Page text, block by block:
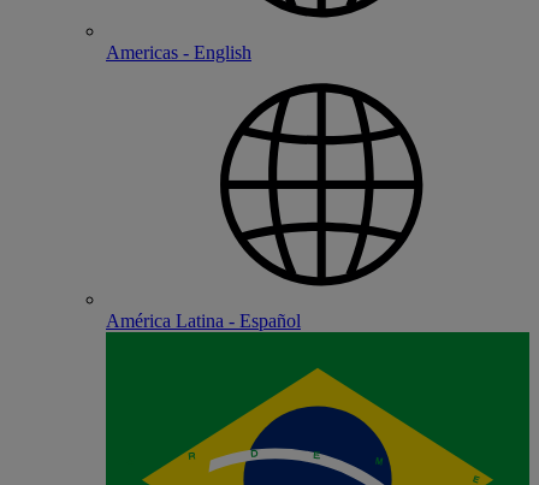
Americas - English
América Latina - Español